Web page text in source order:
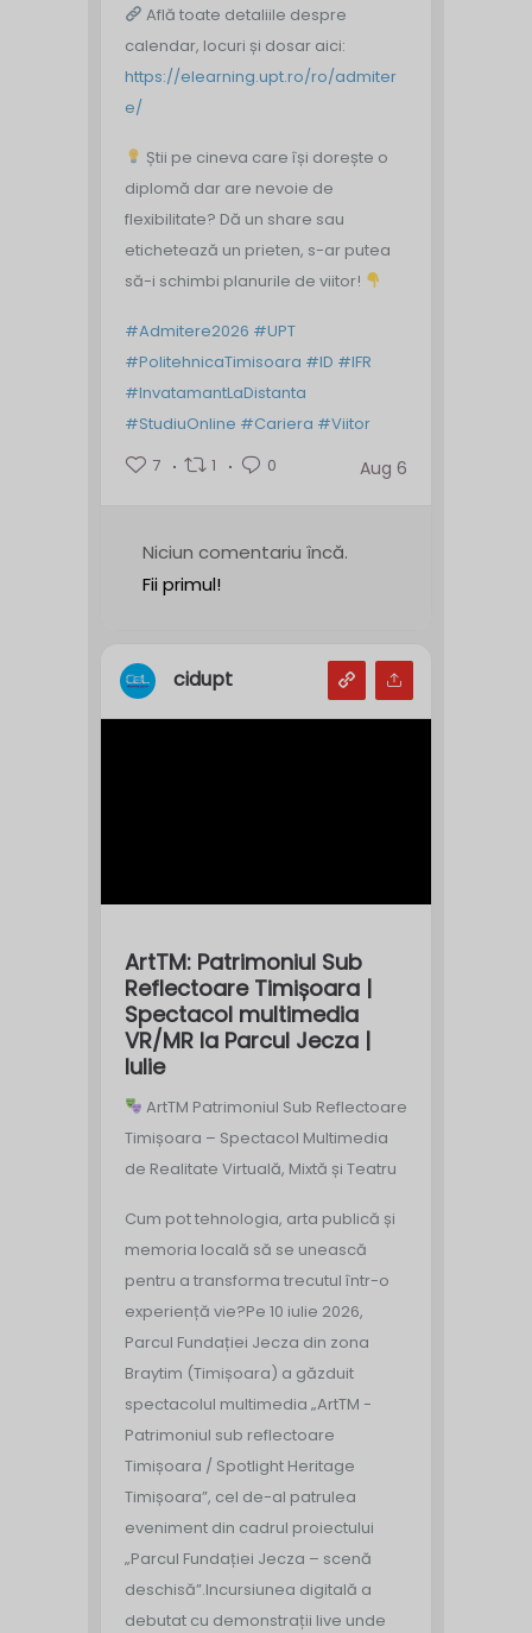
Află toate detaliile despre
calendar, locuri și dosar aici:
https://elearning.upt.ro/ro/admiter
e/
Știi pe cineva care își dorește o
diplomă dar are nevoie de
flexibilitate? Dă un share sau
etichetează un prieten, s-ar putea
să-i schimbi planurile de viitor!
#Admitere2026 #UPT
#PolitehnicaTimisoara #ID #IFR
#InvatamantLaDistanta
#StudiuOnline #Cariera #Viitor
7
1 0 Aug 6
Niciun comentariu încă.
Fii primul!
cidupt
ArtTM: Patrimoniul Sub
Reflectoare Timișoara |
Spectacol multimedia
VR/MR la Parcul Jecza |
Iulie
ArtTM Patrimoniul Sub Reflectoare
Timișoara – Spectacol Multimedia
de Realitate Virtuală, Mixtă și Teatru
Cum pot tehnologia, arta publică și
memoria locală să se unească
pentru a transforma trecutul într-o
experiență vie?Pe 10 iulie 2026,
Parcul Fundației Jecza din zona
Braytim (Timișoara) a găzduit
spectacolul multimedia „ArtTM -
Patrimoniul sub reflectoare
Timișoara / Spotlight Heritage
Timișoara”, cel de-al patrulea
eveniment din cadrul proiectului
„Parcul Fundației Jecza – scenă
deschisă”.Incursiunea digitală a
debutat cu demonstrații live unde